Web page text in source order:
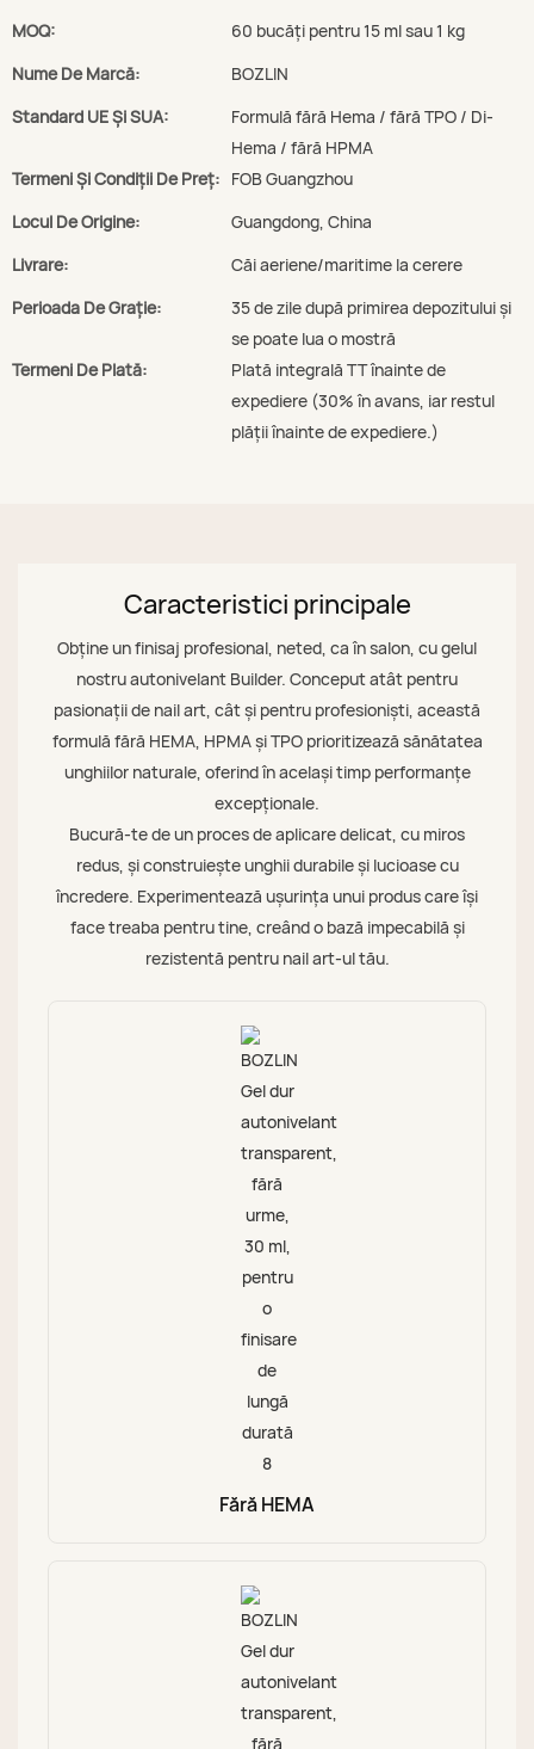
MOQ:
60 bucăți pentru 15 ml sau 1 kg
Nume De Marcă:
BOZLIN
Standard UE Și SUA:
Formulă fără Hema / fără TPO / Di-
Hema / fără HPMA
Termeni Și Condiții De Preț: FOB Guangzhou
Locul De Origine:
Guangdong, China
Livrare:
Căi aeriene/maritime la cerere
Perioada De Graţie:
35 de zile după primirea depozitului și
se poate lua o mostră
Termeni De Plată:
Plată integrală TT înainte de
expediere (30% în avans, iar restul
plății înainte de expediere.)
Caracteristici principale
Obține un finisaj profesional, neted, ca în salon, cu gelul
nostru autonivelant Builder. Conceput atât pentru
pasionații de nail art, cât și pentru profesioniști, această
formulă fără HEMA, HPMA și TPO prioritizează sănătatea
unghiilor naturale, oferind în același timp performanțe
excepționale.
Bucură-te de un proces de aplicare delicat, cu miros
redus, și construiește unghii durabile și lucioase cu
încredere. Experimentează ușurința unui produs care își
face treaba pentru tine, creând o bază impecabilă și
rezistentă pentru nail art-ul tău.
Fără HEMA